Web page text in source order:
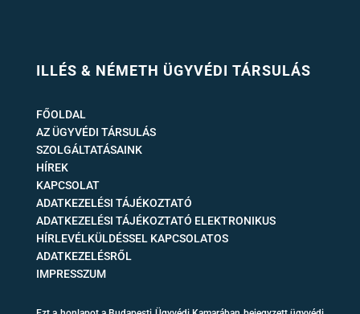
ILLÉS & NÉMETH ÜGYVÉDI TÁRSULÁS
FŐOLDAL
AZ ÜGYVÉDI TÁRSULÁS
SZOLGÁLTATÁSAINK
HÍREK
KAPCSOLAT
ADATKEZELÉSI TÁJÉKOZTATÓ
ADATKEZELÉSI TÁJÉKOZTATÓ ELEKTRONIKUS
HÍRLEVÉLKÜLDÉSSEL KAPCSOLATOS
ADATKEZELÉSRŐL
IMPRESSZUM